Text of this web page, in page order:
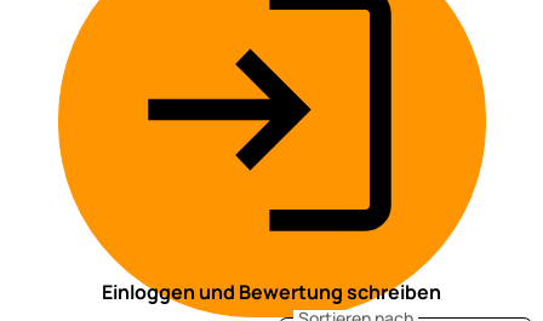
Einloggen und Bewertung schreiben